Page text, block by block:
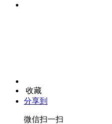
收藏
分享到
微信扫一扫